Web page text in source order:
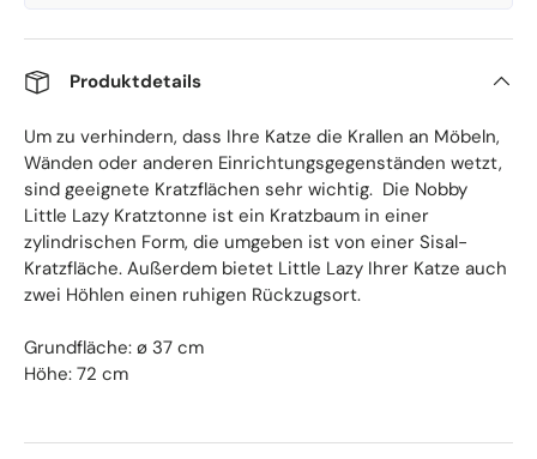
Produktdetails
Um zu verhindern, dass Ihre Katze die Krallen an Möbeln,
Wänden oder anderen Einrichtungsgegenständen wetzt,
sind geeignete Kratzflächen sehr wichtig. Die Nobby
Little Lazy Kratztonne ist ein Kratzbaum in einer
zylindrischen Form, die umgeben ist von einer Sisal-
Kratzfläche. Außerdem bietet Little Lazy Ihrer Katze auch
zwei Höhlen einen ruhigen Rückzugsort.
Grundfläche: ø 37 cm
Höhe: 72 cm